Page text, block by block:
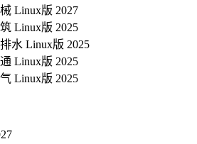
Linux版 2027
Linux版 2025
水 Linux版 2025
Linux版 2025
Linux版 2025